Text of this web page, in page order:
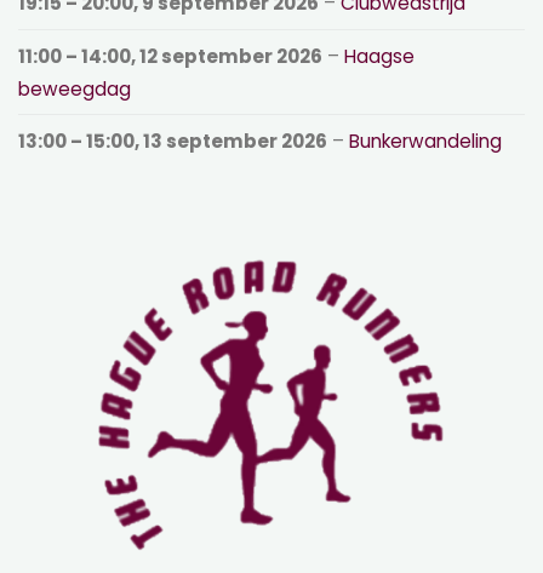
11:00– 14:00,12 september 2026 –Haagse
beweegdag
13:00– 15:00,13 september 2026 –Bunkerwandeling